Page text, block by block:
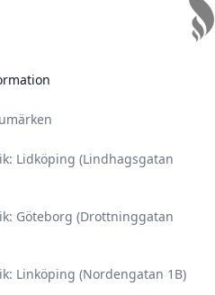
Lidköping (Lindhagsgatan
Göteborg (Drottninggatan
Linköping (Nordengatan 1B)